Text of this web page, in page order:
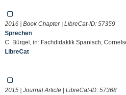
2016 | Book Chapter | LibreCat-ID: 57359
Sprechen
C. Bürgel, in: Fachdidaktik Spanisch,
LibreCat
2015 | Journal Article | LibreCat-ID: 57368